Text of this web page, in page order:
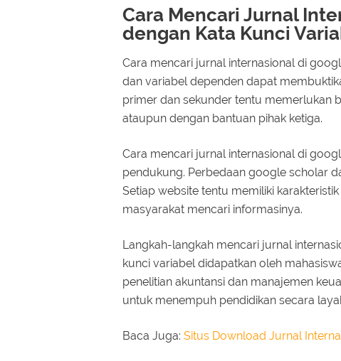
Cara Mencari Jurnal
dengan Kata Kunci
Cara mencari jurnal internasional di
dan variabel dependen dapat
primer dan sekunder tentu memerlukan
ataupun dengan bantuan pihak ketiga.
Cara mencari jurnal internasional di
pendukung. Perbedaan google scholar
Setiap website tentu memiliki
masyarakat mencari informasinya.
Langkah-langkah mencari jurnal
kunci variabel didapatkan oleh
penelitian akuntansi dan manajemen
untuk menempuh pendidikan secara
Baca Juga: Situs Download Jurnal